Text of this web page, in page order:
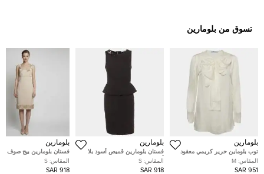
تسوق من بلومارين
بلومارين
توب بلوماين حرير كريمي معقود
الرقبة حجم وسط
المقاس: M
951 SAR
بلومارين
فستان بلومارين قميص أسود بلا
أكمام مزين طول متوسط ميدي
متوسط
المقاس: S
918 SAR
بلومارين
فستان بلومارين بيج صوف
ستان مزين بالكريستال
المقاس: S
918 SAR